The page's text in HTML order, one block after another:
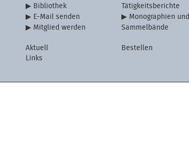
Bibliothek
E-Mail senden
Mitglied werden
Aktuell
Links
Tätigkeitsberichte
Monographien und
Sammelbände
Bestellen